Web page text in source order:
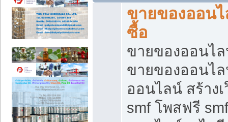
ขายของออน
ซื้อ
ขายของออนไล
ขายของออนไ
ออนไลน์ สร้าง
smf โพสฟรี